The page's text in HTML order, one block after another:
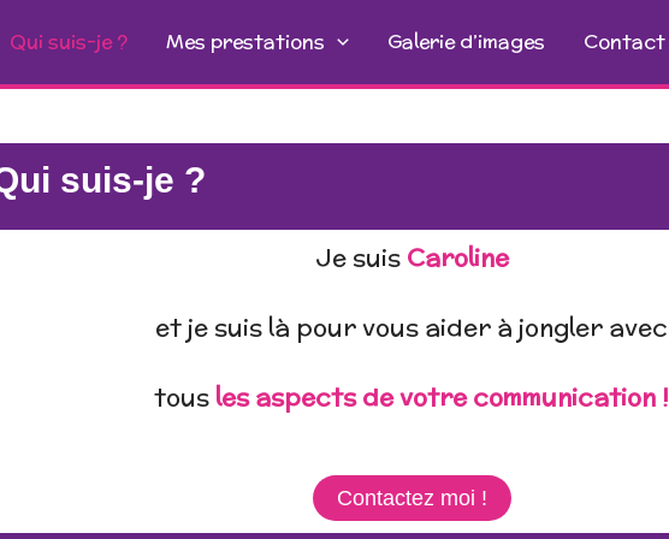
Qui suis-je ? Mes prestations Galerie d’images Contact
suis-je ?
Je suis Caroline
et je suis là pour vous aider à jongler avec
tous les aspects de votre communication !
Contactez moi !